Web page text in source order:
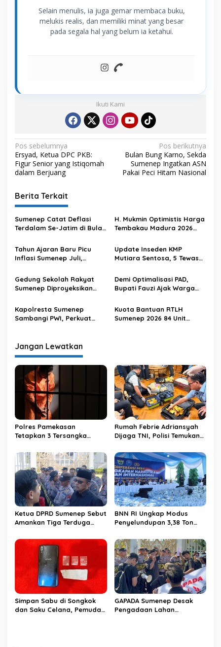
Selain menulis, ia juga gemar membaca buku,
melukis realis, dan memiliki minat yang besar
pada segala hal yang belum ia ketahui.
Ikuti Kami
N
a
v
i
g
a
s
i
p
s
Pos sebelumnya
Ersyad, Ketua DPC PKB:
Figur Senior yang Istiqomah
dalam Berjuang
Pos berikutnya
Bulan Bung Karno, Sekda
Sumenep Ingatkan ASN
Pakai Peci Hitam Nasional
Berita Terkait
Sumenep Catat Deflasi
Terdalam Se-Jatim di Bulan
H. Mukmin Optimistis Harga
Tembakau Madura 2026
Jaga Kualitas
Tahun Ajaran Baru Picu
Inflasi Sumenep Juli,
Update Inseden KMP
Mutiara Sentosa, 5 Tewas
Gedung Sekolah Rakyat
Sumenep Diproyeksikan
Demi Optimalisasi PAD,
Bupati Fauzi Ajak Warga
Tunai
Kapolresta Sumenep
Sambangi PWI, Perkuat
Kuota Bantuan RTLH
Sumenep 2026 84 Unit
Jangan Lewatkan
Polres Pamekasan
Tetapkan 3 Tersangka
KTP, Satu Masih Buron
Rumah Febrie Adriansyah
Dijaga TNI, Polisi Temukan
dan Uang Dolar di Sentul
Ketua DPRD Sumenep Sebut
Amankan Tiga Terduga
Ambunten
BNN RI Ungkap Modus
Penyelundupan 3,38 Ton
Simpan Sabu di Songkok
dan Saku Celana, Pemuda
GAPADA Sumenep Desak
Pengadaan Lahan